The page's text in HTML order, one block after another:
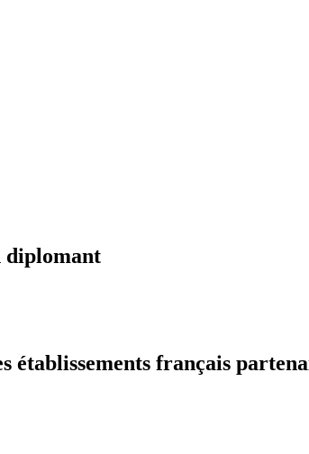
diplomant
établissements français